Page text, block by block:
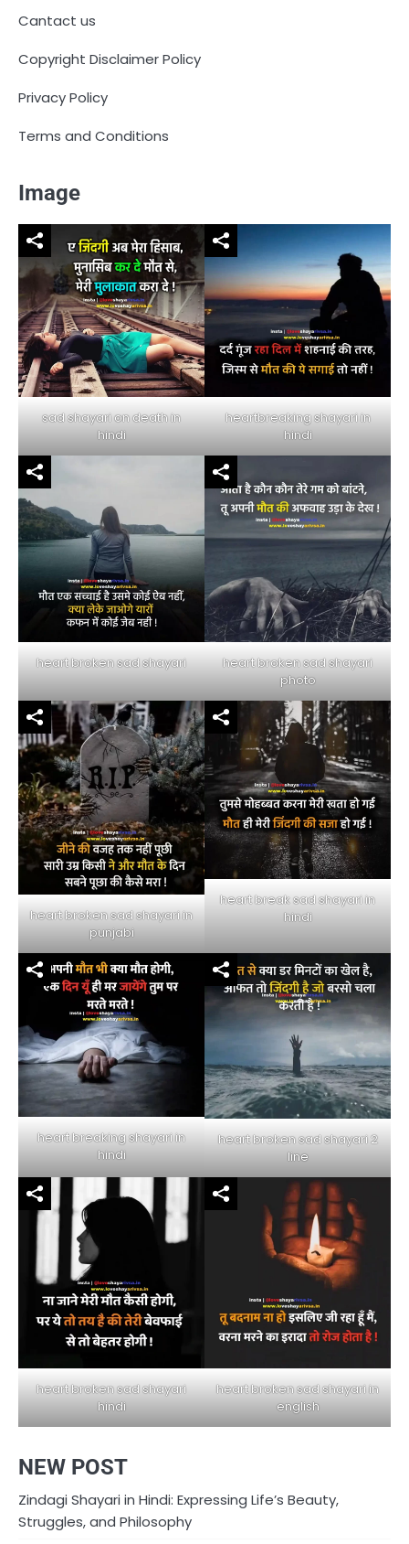
Cantact us
Copyright Disclaimer Policy
Privacy Policy
Terms and Conditions
Image
sad shayari on death in
hindi
heartbreaking shayari in
hindi
heart broken sad shayari
heart broken sad shayari
photo
heart broken sad shayari in
punjabi
heart break sad shayari in
hindi
heart breaking shayari in
hindi
heart broken sad shayari 2
line
heart broken sad shayari
hindi
heart broken sad shayari in
english
NEW POST
Zindagi Shayari in Hindi: Expressing Life’s Beauty,
Struggles, and Philosophy